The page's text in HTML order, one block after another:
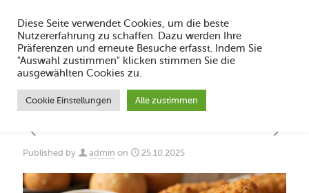
Top 5 Gesunde Snack-Rezepte für Kinder
Published by admin on 25.10.2025
Diese Seite verwendet Cookies, um die beste
Nutzererfahrung zu schaffen. Dazu werden Ihre
Präferenzen und erneute Besuche erfasst. Indem Sie
"Auswahl zustimmen" klicken stimmen Sie die
ausgewählten Cookies zu.
Cookie Einstellungen Alle zustimmen